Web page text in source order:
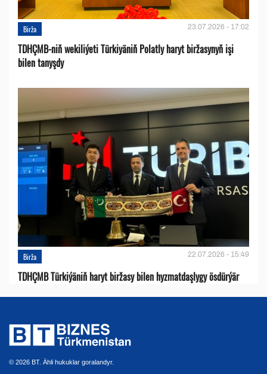
Birža 23.07.2026 - 17:02
TDHÇMB-niň wekiliýeti Türkiyäniň Polatly haryt biržasynyň işi
bilen tanyşdy
Birža 22.07.2026 - 15:49
TDHÇMB Türkiýäniň haryt biržasy bilen hyzmatdaşlygy ösdürýär
© 2026 BT. Ähli hukuklar goralandyr.